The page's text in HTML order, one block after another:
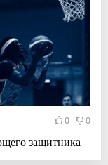
0 0
защитника